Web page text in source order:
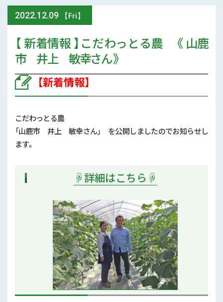
2022.12.09 【Fri】
【 新着情報 】こだわっとる農 《 山鹿
市 井上 敏幸さん 》
【新着情報】
こだわっとる農
「山鹿市 井上 敏幸さん」 を公開しましたのでお知らせし
ます。
☟詳細はこちら☟
農業大学校
スマート農業
参考文献
気象
行政情報
補助事業
試験研究
農家紹介
2026年 (74)
2025年 (107)
2024年 (125)
2023年 (139)
2022年 (170)
2021年 (173)